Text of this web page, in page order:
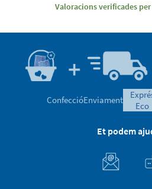
Valoracions verificades per
ConfeccióEnviament
eco
Et podem